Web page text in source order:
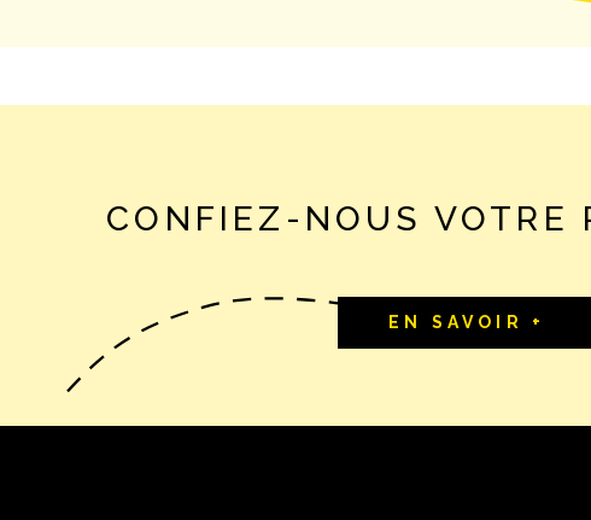
CONFIEZ-NOUS VOTRE
EN SAVOIR +